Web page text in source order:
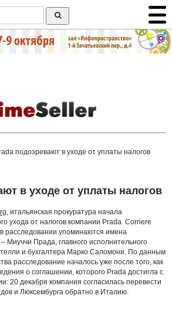
подозревают в уходе от уплаты налогов
в уходе от уплаты налогов
, итальянская прокуратура начала
ухода от налогов компании Prada. Corriere
расследовании упоминаются имена
Миуччи Прада, главного исполнительного
и бухгалтера Марко Саломони. По данным
расследование началось уже после того, как
о соглашении, которого Prada достигла с
20 декабря компания согласилась перевести
и Люксембурга обратно в Италию.